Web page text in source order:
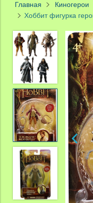
Главная Киногерои
Хоббит фигурка